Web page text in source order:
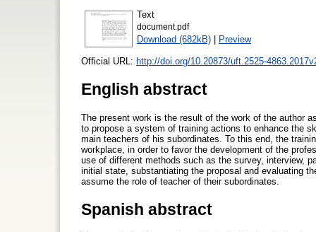
Text
document.pdf
Download (682kB) | Preview
Official URL: http://doi.org/10.20873/uft.2525-
English abstract
The present work is the result of the work of the author
to propose a system of training actions to enhance the
main teachers of his subordinates. To this end, the
workplace, in order to favor the development of the
use of different methods such as the survey, interview,
initial state, substantiating the proposal and evaluating
assume the role of teacher of their subordinates.
Spanish abstract